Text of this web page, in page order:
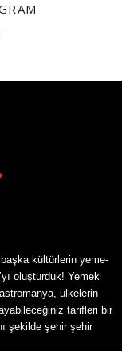
kültürlerin yeme-
oluşturduk! Yemek
ülkelerin
tarifleri bir
şekilde şehir şehir